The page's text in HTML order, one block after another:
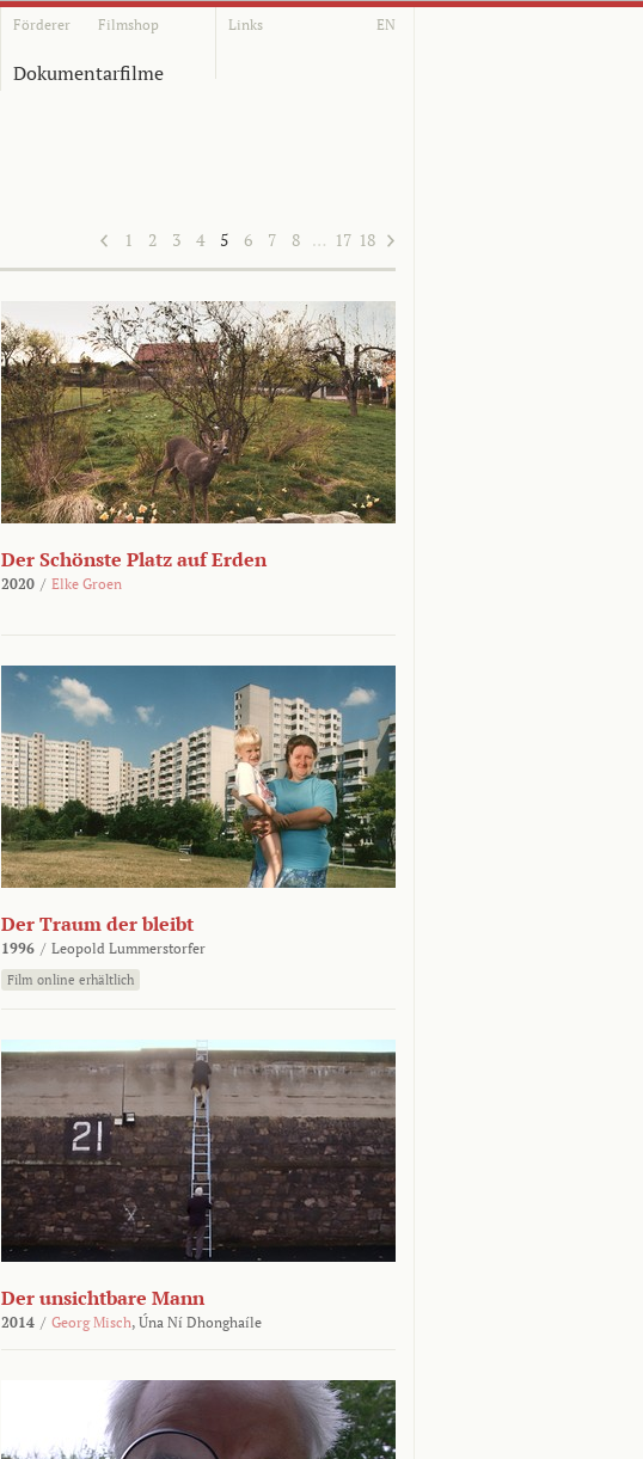
Förderer Filmshop Links EN
Dokumentarfilme
1 2 3 4 5 6 7 8 … 17 18
Der Schönste Platz auf Erden
2020 / Elke Groen
Der Traum der bleibt
1996 / Leopold Lummerstorfer
Film online erhältlich
Der unsichtbare Mann
2014 / Georg Misch, Úna Ní Dhonghaíle